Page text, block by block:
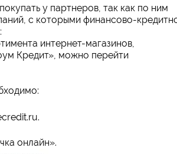
у партнеров, так как по ним
с которыми финансово-
интернет-магазинов,
Кредит», можно перейти
онлайн».